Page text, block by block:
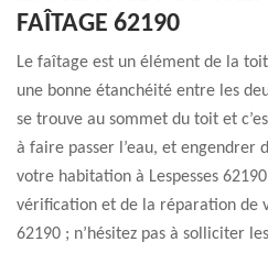
FAÎTAGE 62190
Le faîtage est un élément de la
une bonne étanchéité entre les
se trouve au sommet du toit et
à faire passer l’eau, et engendrer
votre habitation à Lespesses
vérification et de la réparation de
62190 ; n’hésitez pas à solliciter